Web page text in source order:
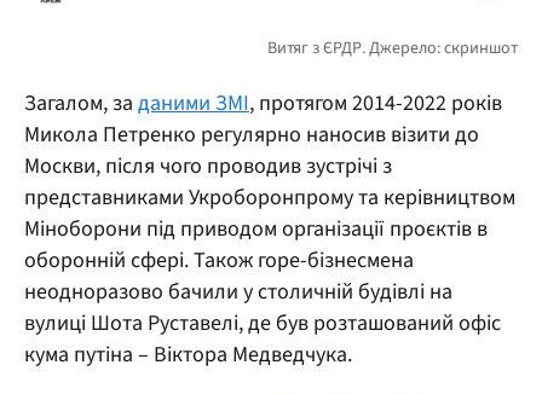
Загалом, за даними ЗМІ, протягом 2014-2022 років
Микола Петренко регулярно наносив візити до
Москви, після чого проводив зустрічі з
представниками Укроборонпрому та керівництвом
Міноборони під приводом організації проєктів в
оборонній сфері. Також горе-бізнесмена
неодноразово бачили у столичній будівлі на
вулиці Шота Руставелі, де був розташований офіс
кума путіна – Віктора Медведчука.